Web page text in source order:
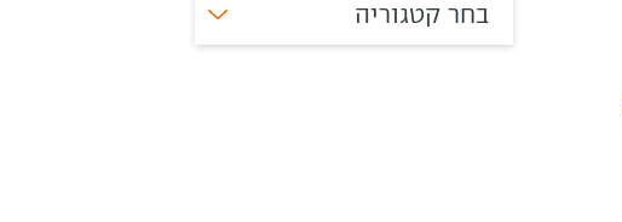
בחר קטגוריה